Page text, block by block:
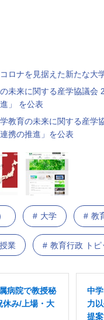
ロナを見据えた新たな大
未来に関する産学協議会
」 を公表
教育の未来に関する産
携の推進」を公表
大学 教
業 教育行政 トピ
病院で教授秘
休み/上場・大
中
力
提